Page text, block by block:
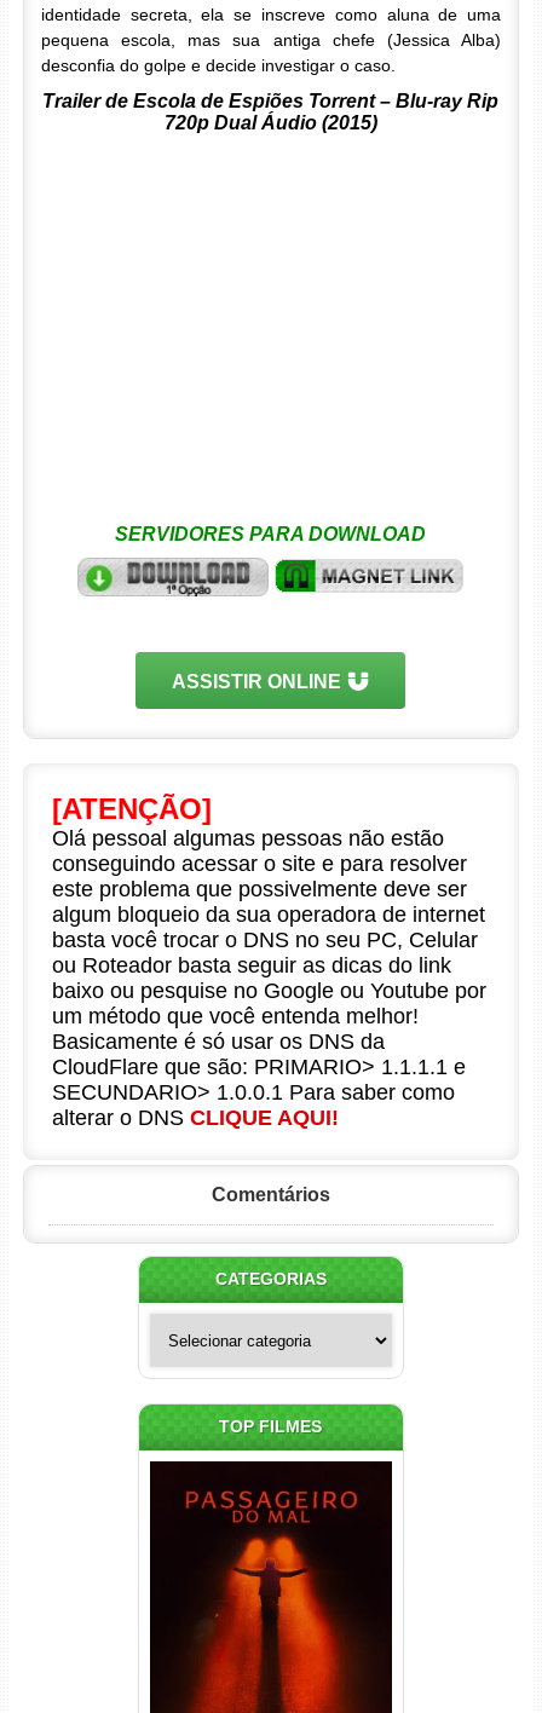
identidade secreta, ela se inscreve como aluna de uma
pequena escola, mas sua antiga chefe (Jessica Alba)
desconfia do golpe e decide investigar o caso.
Trailer de Escola de Espiões Torrent – Blu-ray Rip
720p Dual Áudio (2015)
SERVIDORES PARA DOWNLOAD
ASSISTIR ONLINE
[ATENÇÃO]
Olá pessoal algumas pessoas não estão
conseguindo acessar o site e para resolver
este problema que possivelmente deve ser
algum bloqueio da sua operadora de internet
basta você trocar o DNS no seu PC, Celular
ou Roteador basta seguir as dicas do link
baixo ou pesquise no Google ou Youtube por
um método que você entenda melhor!
Basicamente é só usar os DNS da
CloudFlare que são: PRIMARIO> 1.1.1.1 e
SECUNDARIO> 1.0.0.1 Para saber como
alterar o DNS CLIQUE AQUI!
Comentários
CATEGORIAS
TOP FILMES
Passageiro do Mal Torrent
(2026) WEB-DL 1080p Dual
Áudio